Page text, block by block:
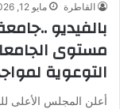
القاطرة مايو 12, 2026
بالفيديو
مستوى
التوعوية
أعلن المجلس الأعلى